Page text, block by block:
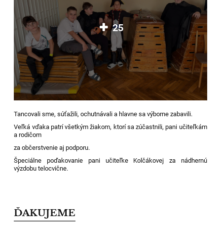
25
Tancovali sme, súťažili, ochutnávali a hlavne sa výborne zabavili.
Veľká vďaka patrí všetkým žiakom, ktorí sa zúčastnili, pani učiteľkám
a rodičom
za občerstvenie aj podporu.
Špeciálne poďakovanie pani učiteľke Kolčákovej za nádhernú
výzdobu telocvične.
ĎAKUJEME